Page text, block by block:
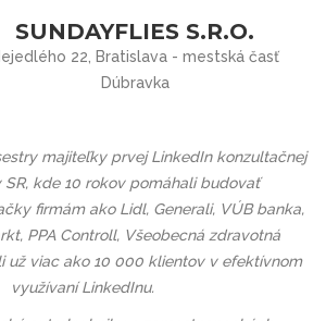
SUNDAYFLIES S.R.O.
22, Bratislava - mestská časť
Dúbravka
majiteľky prvej LinkedIn konzultačnej
SR, kde 10 rokov pomáhali budovať
firmám ako Lidl, Generali, VÚB banka,
PPA Controll, Všeobecná zdravotná
už viac ako 10 000 klientov v efektívnom
využívaní LinkedInu.